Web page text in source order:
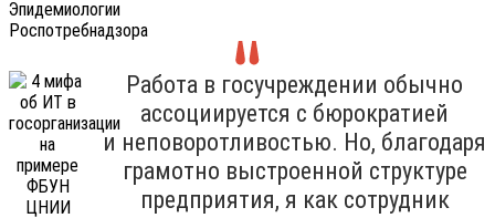
Работа в госучреждении обычно
ассоциируется с бюрократией
и неповоротливостью. Но, благодаря
грамотно выстроенной структуре
предприятия, я как сотрудник